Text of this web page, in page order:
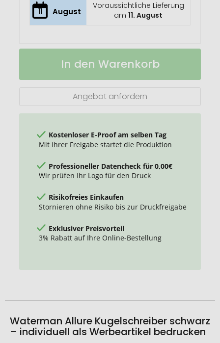
11 August
Voraussichtliche Lieferung
am11. August
In den Warenkorb
Angebot anfordern
Kostenloser E-Proof am selben Tag
Mit Ihrer Freigabe startet die Produktion
Professioneller Datencheck für 0,00€
Wir prüfen Ihr Logo für den Druck
Risikofreies Einkaufen
Stornieren ohne Risiko bis zur Druckfreigabe
Exklusiver Preisvorteil
3% Rabatt auf Ihre Online-Bestellung
Waterman Allure Kugelschreiber schwarz
– individuell als Werbeartikel bedrucken